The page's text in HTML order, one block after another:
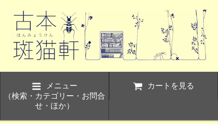
メニュー
（検索・カテゴリー・お問合
せ・ほか）
カートを見る